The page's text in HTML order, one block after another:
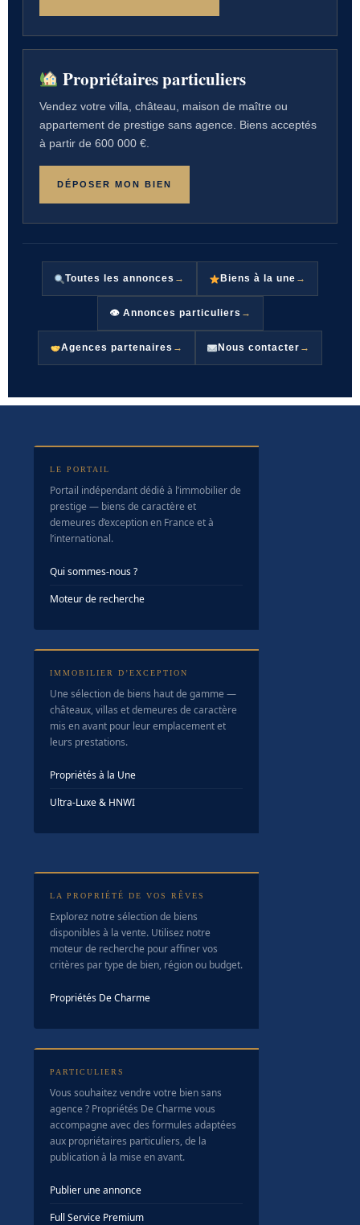
Propriétaires particuliers
Vendez votre villa, château, maison de maître ou
appartement de prestige sans agence. Biens acceptés
à partir de 600 000 €.
DÉPOSER MON BIEN
Toutes les annonces → Biens à la une →
👁 Annonces particuliers →
Agences partenaires → Nous contacter →
LE PORTAIL
Portail indépendant dédié à l’immobilier de
prestige — biens de caractère et
demeures d’exception en France et à
l’international.
Qui sommes-nous ?
Moteur de recherche
IMMOBILIER D’EXCEPTION
Une sélection de biens haut de gamme —
châteaux, villas et demeures de caractère
mis en avant pour leur emplacement et
leurs prestations.
Propriétés à la Une
Ultra-Luxe & HNWI
LA PROPRIÉTÉ DE VOS RÊVES
Explorez notre sélection de biens
disponibles à la vente. Utilisez notre
moteur de recherche pour affiner vos
critères par type de bien, région ou budget.
Propriétés De Charme
PARTICULIERS
Vous souhaitez vendre votre bien sans
agence ? Propriétés De Charme vous
accompagne avec des formules adaptées
aux propriétaires particuliers, de la
publication à la mise en avant.
Publier une annonce
Full Service Premium